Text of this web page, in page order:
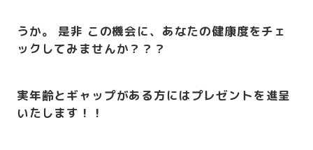
うか。 是非 この機会に、あなたの健康度をチェ
ックしてみませんか？？？
実年齢とギャップがある方にはプレゼントを進呈
いたします！！